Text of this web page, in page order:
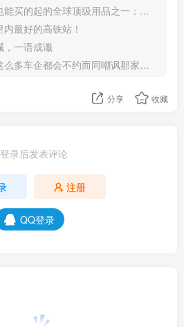
的起的全球顶级用品之一：WD-40润滑除锈剂！
最好的高铁站！
，一语成谶
车企都会不约而同嘲讽那家说不得的车企？
分享 收藏
录后发表评论
注册
QQ登录